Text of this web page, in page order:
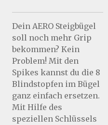
Dein AERO Steigbügel
soll noch mehr Grip
bekommen? Kein
Problem! Mit den
Spikes kannst du die 8
Blindstopfen im Bügel
ganz einfach ersetzen.
Mit Hilfe des
speziellen Schlüssels